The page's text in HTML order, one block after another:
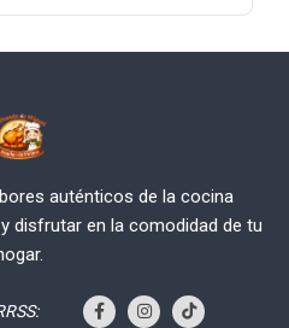
auténticos de la cocina
disfrutar en la comodidad de tu